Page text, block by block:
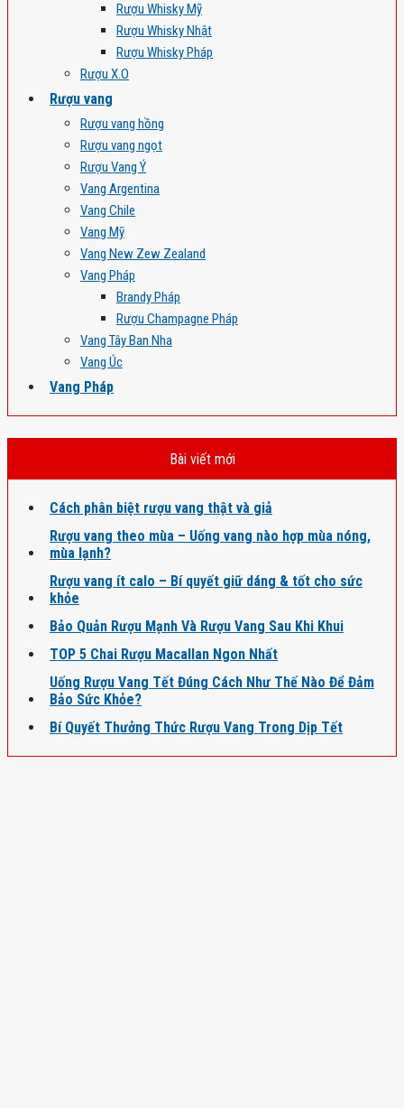
Rượu Whisky Mỹ
Rượu Whisky Nhật
Rượu Whisky Pháp
Rượu X.O
Rượu vang
Rượu vang hồng
Rượu vang ngọt
Rượu Vang Ý
Vang Argentina
Vang Chile
Vang Mỹ
Vang New Zew Zealand
Vang Pháp
Brandy Pháp
Rượu Champagne Pháp
Vang Tây Ban Nha
Vang Úc
Vang Pháp
Bài viết mới
Cách phân biệt rượu vang thật và giả
Rượu vang theo mùa – Uống vang nào hợp mùa nóng,
mùa lạnh?
Rượu vang ít calo – Bí quyết giữ dáng & tốt cho sức
khỏe
Bảo Quản Rượu Mạnh Và Rượu Vang Sau Khi Khui
TOP 5 Chai Rượu Macallan Ngon Nhất
Uống Rượu Vang Tết Đúng Cách Như Thế Nào Để Đảm
Bảo Sức Khỏe?
Bí Quyết Thưởng Thức Rượu Vang Trong Dịp Tết